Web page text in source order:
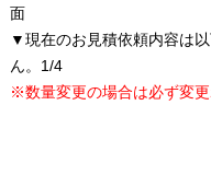
面
▼現在のお見積依頼内容は
ん。1/4
※数量変更の場合は必ず変更